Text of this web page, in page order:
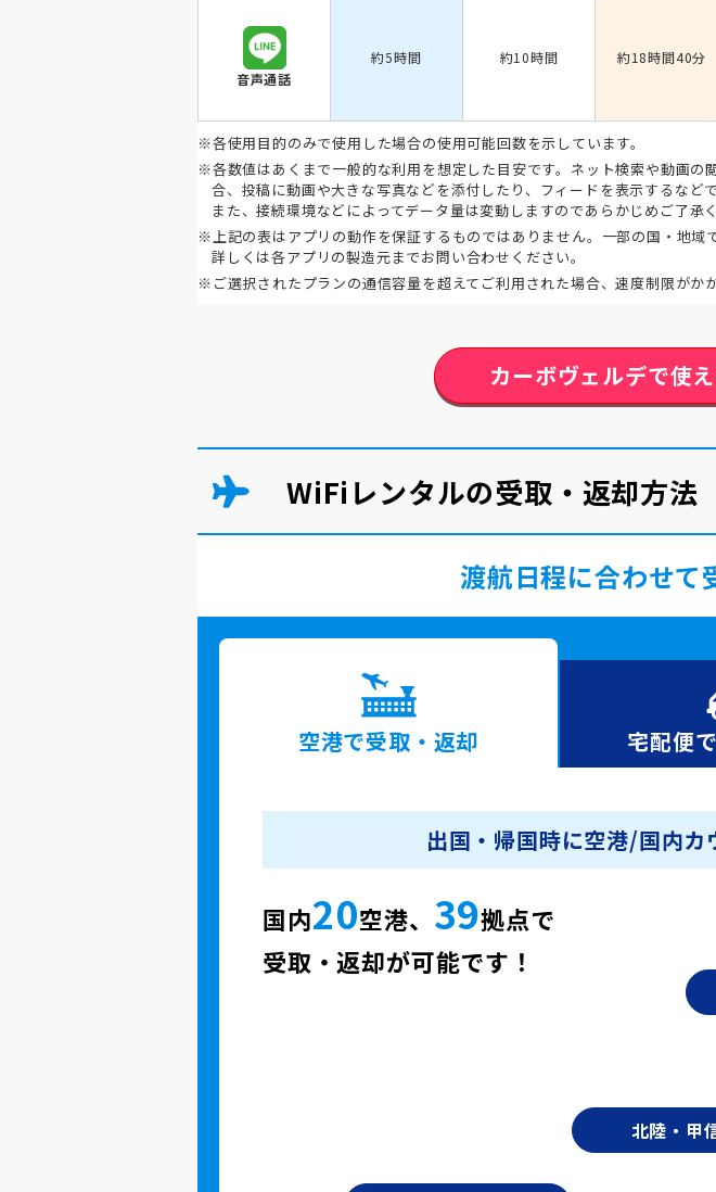
音声通話
約5時間 約10時間 約18時間40分
※各使用目的のみで使用した場合の使用可能回数を示しています。
※各数値はあくまで一般的な利用を想定した目安です。ネット検索や動画
合、投稿に動画や大きな写真などを添付したり、フィードを表示するなど
また、接続環境などによってデータ量は変動しますのであらかじめご了承く
※上記の表はアプリの動作を保証するものではありません。一部の国・地域
詳しくは各アプリの製造元までお問い合わせください。
※ご選択されたプランの通信容量を超えてご利用された場合、速度制限がか
カーボヴェルデで使
WiFiレンタルの受取・返却方法
渡航日程に合わせて
空港で受取・返却 宅配便で
出国・帰国時に空港/国内カ
国内20空港、 39拠点で
受取・返却が可能です！
北陸・甲